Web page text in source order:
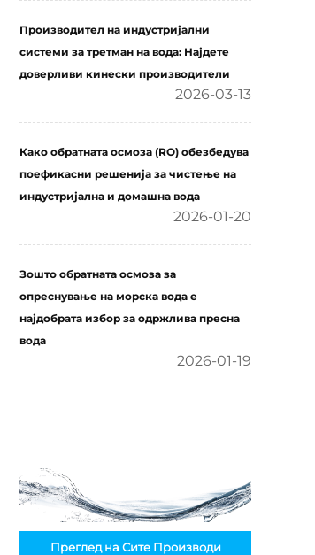
Производител на индустријални
системи за третман на вода: Најдете
доверливи кинески производители
2026-03-13
Како обратната осмоза (RO) обезбедува
поефикасни решенија за чистење на
индустријална и домашна вода
2026-01-20
Зошто обратната осмоза за
опреснување на морска вода е
најдобрата избор за одржлива пресна
вода
2026-01-19
Преглед на Сите Производи